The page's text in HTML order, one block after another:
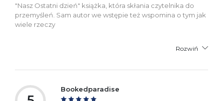
"Nasz Ostatni dzień" książka, która skłania czytelnika do
przemyśleń. Sam autor we wstępie też wspomina o tym jak
wiele rzeczy
Rozwiń
Bookedparadise